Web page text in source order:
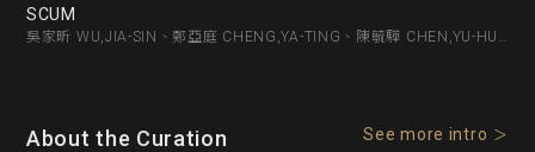
SCUM
吳家昕 WU,JIA-SIN、鄭亞庭 CHENG,YA-TING、陳毓驊 CHEN,YU-HUA、鄭宇荏 CHENG,YU-JEN、吳品萱 WU,PIN-HSUAN
About the Curation See more intro